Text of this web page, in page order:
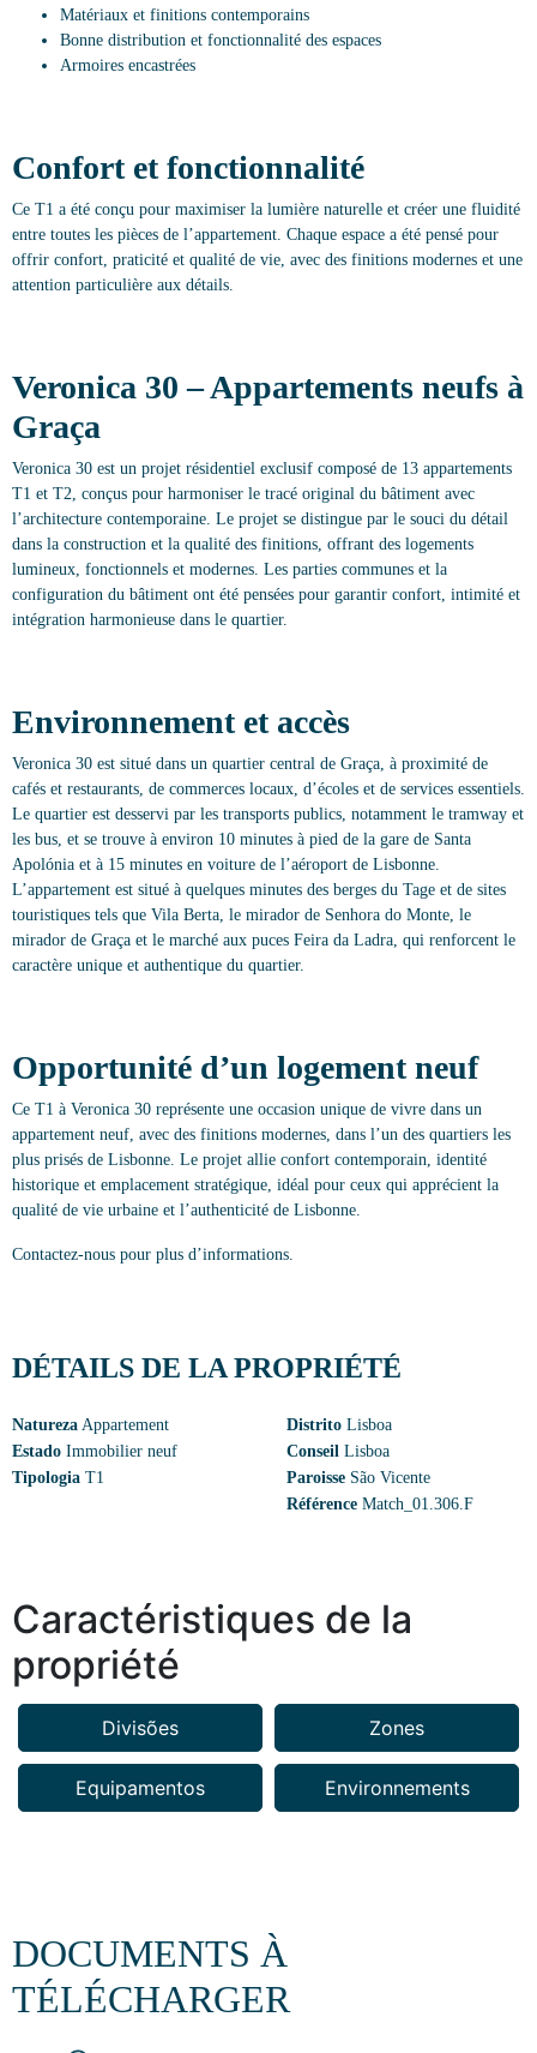
Matériaux et finitions contemporains
Bonne distribution et fonctionnalité des espaces
Armoires encastrées
Confort et fonctionnalité
Ce T1 a été conçu pour maximiser la lumière naturelle et créer une fluidité
entre toutes les pièces de l’appartement. Chaque espace a été pensé pour
offrir confort, praticité et qualité de vie, avec des finitions modernes et une
attention particulière aux détails.
Veronica 30 – Appartements neufs à
Graça
Veronica 30 est un projet résidentiel exclusif composé de 13 appartements
T1 et T2, conçus pour harmoniser le tracé original du bâtiment avec
l’architecture contemporaine. Le projet se distingue par le souci du détail
dans la construction et la qualité des finitions, offrant des logements
lumineux, fonctionnels et modernes. Les parties communes et la
configuration du bâtiment ont été pensées pour garantir confort, intimité et
intégration harmonieuse dans le quartier.
Environnement et accès
Veronica 30 est situé dans un quartier central de Graça, à proximité de
cafés et restaurants, de commerces locaux, d’écoles et de services essentiels.
Le quartier est desservi par les transports publics, notamment le tramway et
les bus, et se trouve à environ 10 minutes à pied de la gare de Santa
Apolónia et à 15 minutes en voiture de l’aéroport de Lisbonne.
L’appartement est situé à quelques minutes des berges du Tage et de sites
touristiques tels que Vila Berta, le mirador de Senhora do Monte, le
mirador de Graça et le marché aux puces Feira da Ladra, qui renforcent le
caractère unique et authentique du quartier.
Opportunité d’un logement neuf
Ce T1 à Veronica 30 représente une occasion unique de vivre dans un
appartement neuf, avec des finitions modernes, dans l’un des quartiers les
plus prisés de Lisbonne. Le projet allie confort contemporain, identité
historique et emplacement stratégique, idéal pour ceux qui apprécient la
qualité de vie urbaine et l’authenticité de Lisbonne.
Contactez-nous pour plus d’informations.
DÉTAILS DE LA PROPRIÉTÉ
Natureza Appartement
Estado Immobilier neuf
Tipologia T1
Distrito Lisboa
Conseil Lisboa
Paroisse São Vicente
Référence Match_01.306.F
Caractéristiques de la
propriété
Divisões Zones
Equipamentos Environnements
DOCUMENTS À
TÉLÉCHARGER